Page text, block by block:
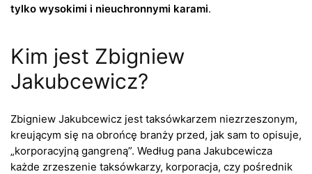
tylko wysokimi i nieuchronnymi karami.
Kim jest Zbigniew
Jakubcewicz?
Zbigniew Jakubcewicz jest taksówkarzem niezrzeszonym,
kreującym się na obrońcę branży przed, jak sam to opisuje,
„korporacyjną gangreną”. Według pana Jakubcewicza
każde zrzeszenie taksówkarzy, korporacja, czy pośrednik